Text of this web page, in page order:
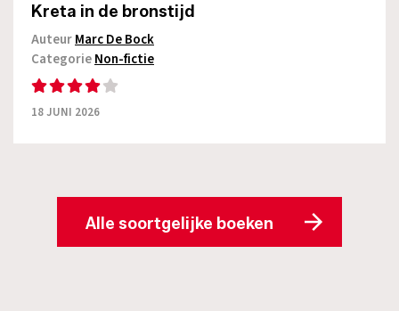
Kreta in de bronstijd
AuteurMarc De Bock
CategorieNon-fictie
18 JUNI 2026
Alle soortgelijke boeken